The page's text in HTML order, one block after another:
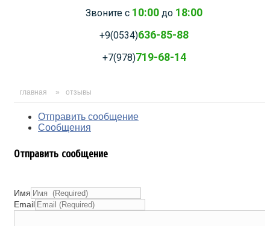
Звоните с 10:00 до 18:00
+9(0534)636-85-88
+7(978)719-68-14
главная » отзывы
Отправить сообщение
Сообщения
Отправить сообщение
Имя
Email